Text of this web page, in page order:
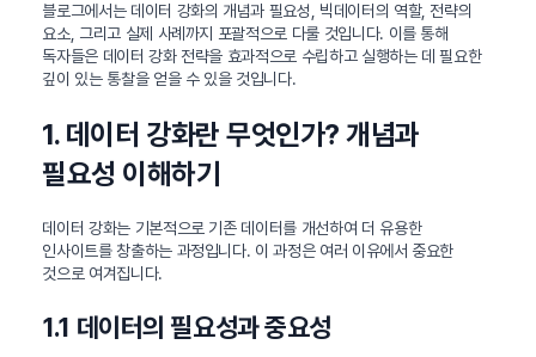
블로그에서는 데이터 강화의 개념과 필요성, 빅데이터의 역할, 전략의
요소, 그리고 실제 사례까지 포괄적으로 다룰 것입니다. 이를 통해
독자들은 데이터 강화 전략을 효과적으로 수립하고 실행하는 데 필요한
깊이 있는 통찰을 얻을 수 있을 것입니다.
1. 데이터 강화란 무엇인가? 개념과
필요성 이해하기
데이터 강화는 기본적으로 기존 데이터를 개선하여 더 유용한
인사이트를 창출하는 과정입니다. 이 과정은 여러 이유에서 중요한
것으로 여겨집니다.
1.1 데이터의 필요성과 중요성